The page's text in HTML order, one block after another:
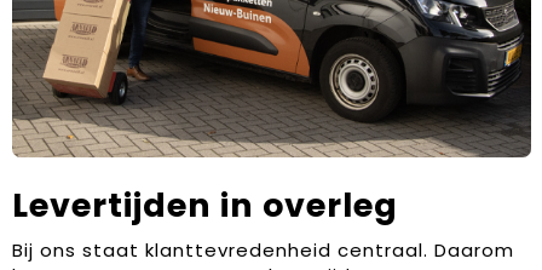
Levertijden in overleg
Bij ons staat klanttevredenheid centraal. Daarom